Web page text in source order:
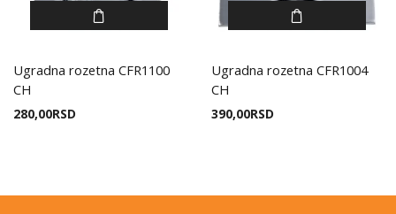
Ugradna rozetna CFR1100
CH
280,00RSD
Ugradna rozetna CFR1004
CH
390,00RSD